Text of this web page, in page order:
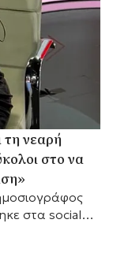
τη νεαρή
στο να
στα social